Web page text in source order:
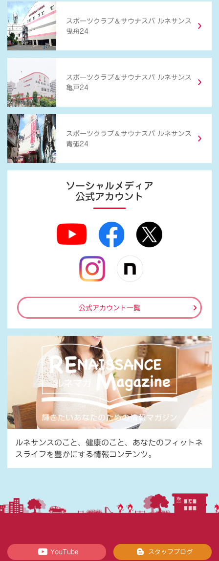
スポーツクラブ ＆ サウナスパ ルネサンス
曳舟24
スポーツクラブ ＆ サウナスパ ルネサンス
亀戸24
スポーツクラブ ＆ サウナスパ ルネサンス
青砥24
ソーシャルメディア
公式アカウント
公式アカウント一覧
ルネサンスのこと、健康のこと、あなたのフィットネ
スライフを豊かにする情報コンテンツ。
YouTube スタッフブログ